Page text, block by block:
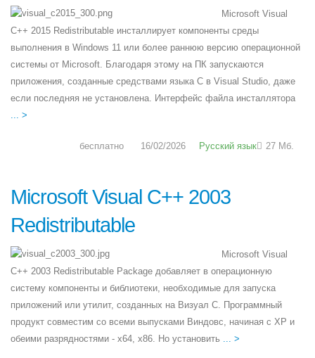
Microsoft Visual
C++ 2015 Redistributable инсталлирует компоненты среды
выполнения в Windows 11 или более раннюю версию операционной
системы от Microsoft. Благодаря этому на ПК запускаются
приложения, созданные средствами языка С в Visual Studio, даже
если последняя не установлена. Интерфейс файла инсталлятора
... >
бесплатно 16/02/2026 Русский язык 27 Мб.
Microsoft Visual C++ 2003
Redistributable
Microsoft Visual
C++ 2003 Redistributable Package добавляет в операционную
систему компоненты и библиотеки, необходимые для запуска
приложений или утилит, созданных на Визуал С. Программный
продукт совместим со всеми выпусками Виндовс, начиная с XP и
обеими разрядностями - x64, x86. Но установить ... >